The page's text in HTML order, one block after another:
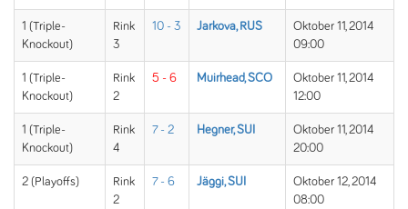
1 (Triple-
Knockout)
Rink
3
10 - 3 Jarkova, RUS
Oktober 11, 2014
09:00
1 (Triple-
Knockout)
Rink
2
5 - 6 Muirhead, SCO
Oktober 11, 2014
12:00
1 (Triple-
Knockout)
Rink
4
7 - 2 Hegner, SUI
Oktober 11, 2014
20:00
2 (Playoffs)
Rink
2
7 - 6 Jäggi, SUI
Oktober 12, 2014
08:00